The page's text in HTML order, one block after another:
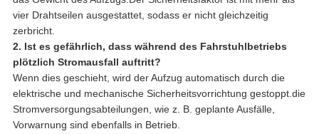
vier Drahtseilen ausgestattet, sodass er nicht gleichzeitig
zerbricht.
2. Ist es gefährlich, dass während des Fahrstuhlbetriebs
plötzlich Stromausfall auftritt?
Wenn dies geschieht, wird der Aufzug automatisch durch die
elektrische und mechanische Sicherheitsvorrichtung gestoppt.die
Stromversorgungsabteilungen, wie z. B. geplante Ausfälle,
Vorwarnung sind ebenfalls in Betrieb.